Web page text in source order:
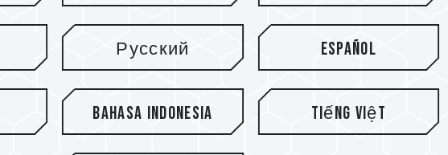
Русский Español
Bahasa Indonesia Tiếng Việt